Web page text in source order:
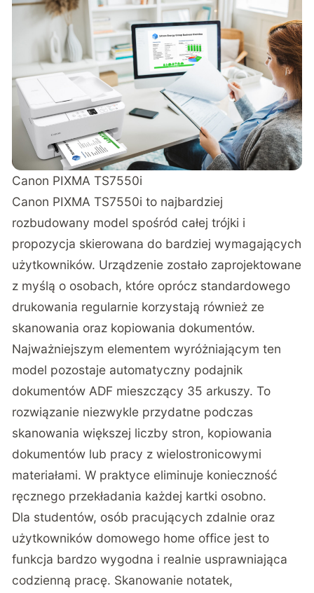
Canon PIXMA TS7550i
Canon PIXMA TS7550i to najbardziej
rozbudowany model spośród całej trójki i
propozycja skierowana do bardziej wymagających
użytkowników. Urządzenie zostało zaprojektowane
z myślą o osobach, które oprócz standardowego
drukowania regularnie korzystają również ze
skanowania oraz kopiowania dokumentów.
Najważniejszym elementem wyróżniającym ten
model pozostaje automatyczny podajnik
dokumentów ADF mieszczący 35 arkuszy. To
rozwiązanie niezwykle przydatne podczas
skanowania większej liczby stron, kopiowania
dokumentów lub pracy z wielostronicowymi
materiałami. W praktyce eliminuje konieczność
ręcznego przekładania każdej kartki osobno.
Dla studentów, osób pracujących zdalnie oraz
użytkowników domowego home office jest to
funkcja bardzo wygodna i realnie usprawniająca
codzienną pracę. Skanowanie notatek,